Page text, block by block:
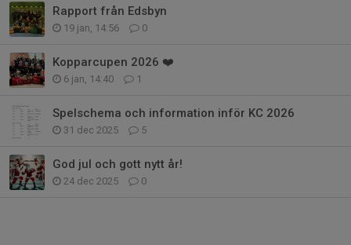
Rapport från Edsbyn
19 jan, 14:56 0
Kopparcupen 2026 ❤️
6 jan, 14:40 1
Spelschema och information inför KC 2026
31 dec 2025 5
God jul och gott nytt år!
24 dec 2025 0